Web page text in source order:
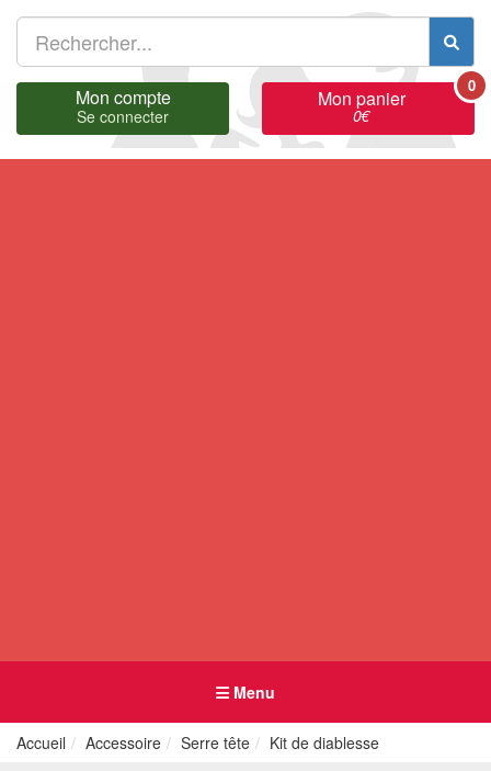
Mon compte
Se connecter
Mon panier
0€
0
Menu
Accueil Accessoire Serre tête Kit de diablesse